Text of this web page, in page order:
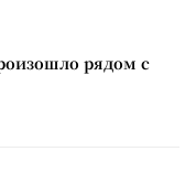
рядом с